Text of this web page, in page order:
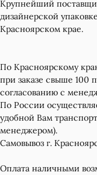
Крупнейший
дизайнерской
Красноярском крае.
По Красноярскому
при заказе свыше 100
согласованию с
По России
удобной Вам
менеджером).
Самовывоз г.
Оплата наличными